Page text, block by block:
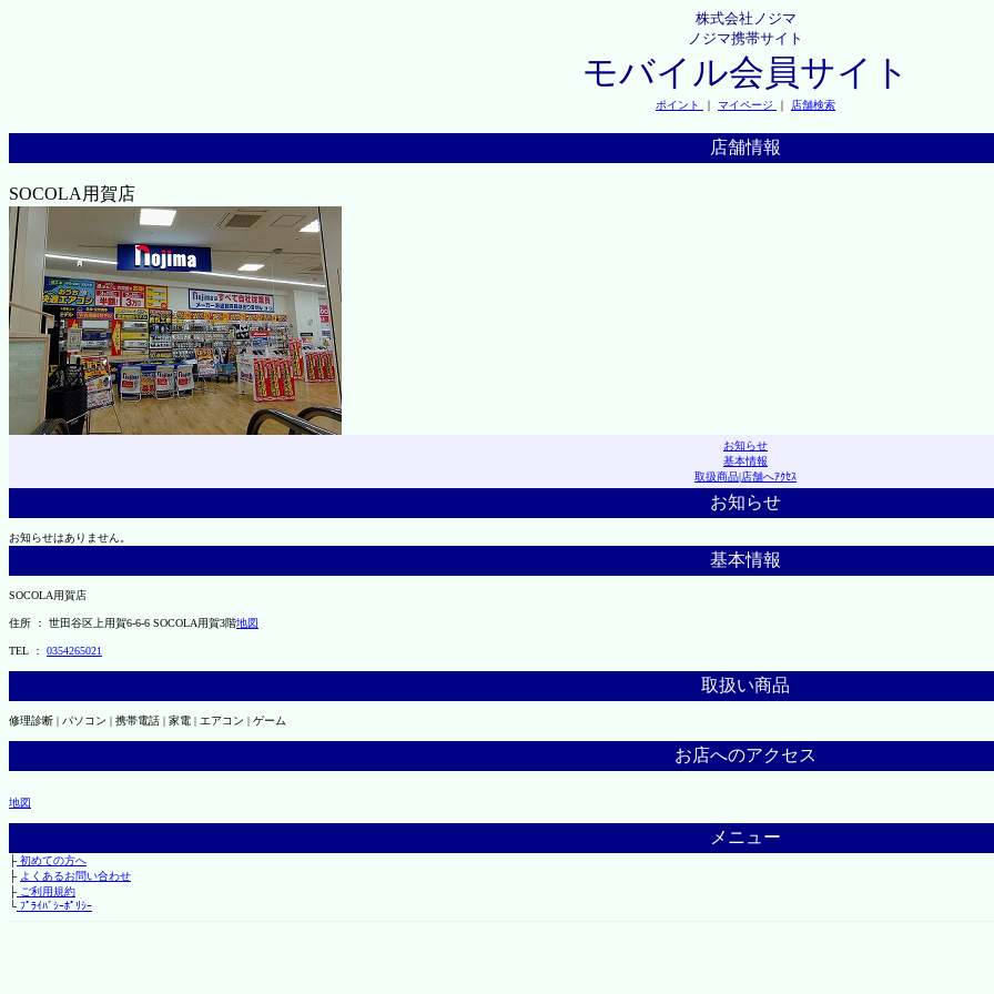
株式会社ノジマ
ノジマ携帯サイト
モバイル会員サイト
ポイント ｜ マイページ ｜ 店舗検索
店舗情報
SOCOLA用賀店
お知らせ
基本情報
取扱商品|店舗へｱｸｾｽ
お知らせ
お知らせはありません。
基本情報
SOCOLA用賀店
住所 ： 世田谷区上用賀6-6-6 SOCOLA用賀3階地図
TEL ： 0354265021
取扱い商品
修理診断 | パソコン | 携帯電話 | 家電 | エアコン | ゲーム
お店へのアクセス
地図
メニュー
├初めての方へ
├ よくあるお問い合わせ
├ご利用規約
└ﾌﾟﾗｲﾊﾞｼｰﾎﾟﾘｼｰ